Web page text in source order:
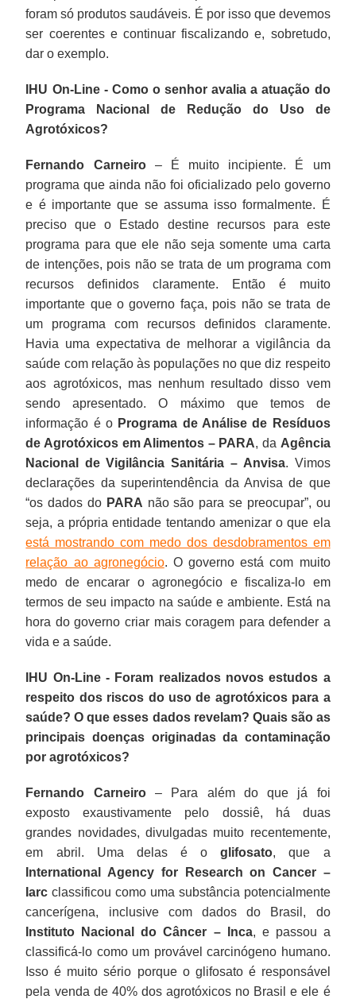
foram só produtos saudáveis. É por isso que devemos
ser coerentes e continuar fiscalizando e, sobretudo,
dar o exemplo.
IHU On-Line - Como o senhor avalia a atuação do
Programa Nacional de Redução do Uso de
Agrotóxicos?
Fernando Carneiro– É muito incipiente. É um
programa que ainda não foi oficializado pelo governo
e é importante que se assuma isso formalmente. É
preciso que o Estado destine recursos para este
programa para que ele não seja somente uma carta
de intenções, pois não se trata de um programa com
recursos definidos claramente. Então é muito
importante que o governo faça, pois não se trata de
um programa com recursos definidos claramente.
Havia uma expectativa de melhorar a vigilância da
saúde com relação às populações no que diz respeito
aos agrotóxicos, mas nenhum resultado disso vem
sendo apresentado. O máximo que temos de
informação é o Programa de Análise de Resíduos
de Agrotóxicos em Alimentos – PARA, da Agência
Nacional de Vigilância Sanitária – Anvisa. Vimos
declarações da superintendência da Anvisa de que
“os dados do PARA não são para se preocupar”, ou
seja, a própria entidade tentando amenizar o que ela
está mostrando com medo dos desdobramentos em
relação ao agronegócio. O governo está com muito
medo de encarar o agronegócio e fiscaliza-lo em
termos de seu impacto na saúde e ambiente. Está na
hora do governo criar mais coragem para defender a
vida e a saúde.
IHU On-Line - Foram realizados novos estudos a
respeito dos riscos do uso de agrotóxicos para a
saúde? O que esses dados revelam? Quais são as
principais doenças originadas da contaminação
por agrotóxicos?
Fernando Carneiro– Para além do que já foi
exposto exaustivamente pelo dossiê, há duas
grandes novidades, divulgadas muito recentemente,
em abril. Uma delas é oglifosato, que a
International Agency for Research on Cancer –
Iarc classificou como uma substância potencialmente
cancerígena, inclusive com dados do Brasil, do
Instituto Nacional do Câncer – Inca, e passou a
classificá-lo como um provável carcinógeno humano.
Isso é muito sério porque o glifosato é responsável
pela venda de 40% dos agrotóxicos no Brasil e ele é